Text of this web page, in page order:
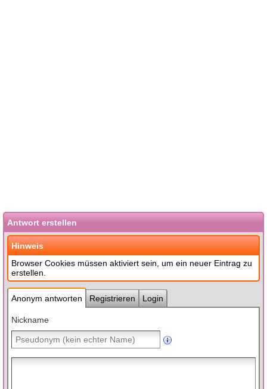
Antwort erstellen
Hinweis
Browser Cookies müssen aktiviert sein, um ein neuer Eintrag zu
erstellen.
Anonym antworten Registrieren Login
Nickname